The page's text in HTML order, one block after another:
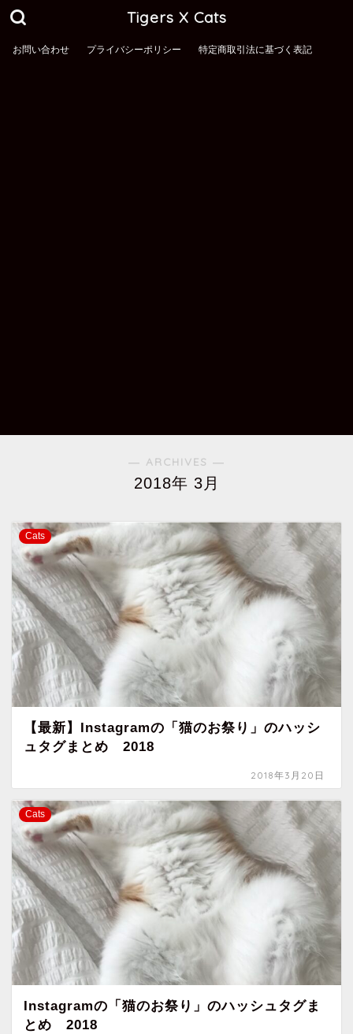
Tigers X Cats
お問い合わせ プライバシーポリシー 特定商取引法に基づく表記
― ARCHIVES ―
2018年 3月
Cats
【最新】Instagramの「猫のお祭り」のハッシ
ュタグまとめ 2018
2018年3月20日
Cats
Instagramの「猫のお祭り」のハッシュタグま
とめ 2018